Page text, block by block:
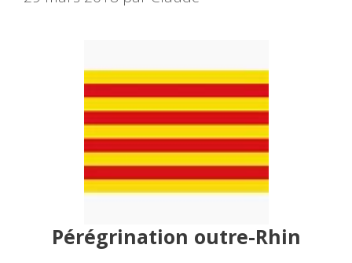
Pérégrination outre-Rhin